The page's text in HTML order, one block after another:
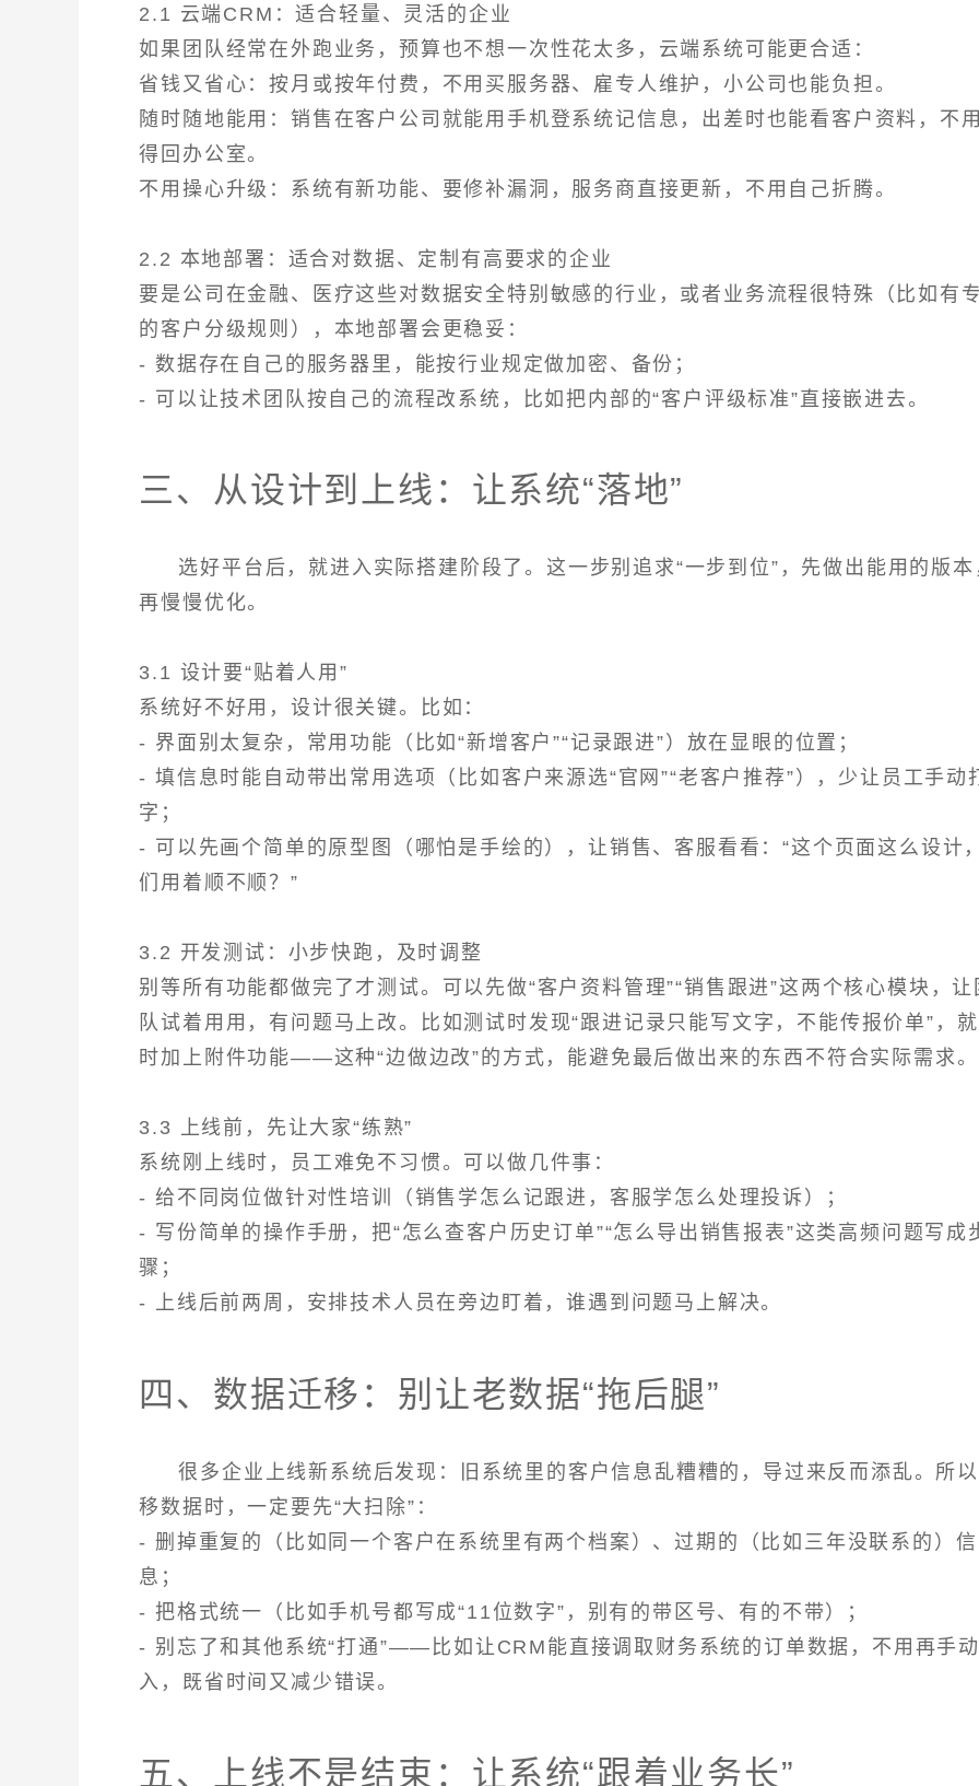
2.1 云端CRM：适合轻量、灵活的企业
如果团队经常在外跑业务，预算也不想一次性花太多，云端系统可能更合适：
省钱又省心：按月或按年付费，不用买服务器、雇专人维护，小公司也能负担。
随时随地能用：销售在客户公司就能用手机登系统记信息，出差时也能看客户资料，不
得回办公室。
不用操心升级：系统有新功能、要修补漏洞，服务商直接更新，不用自己折腾。
2.2 本地部署：适合对数据、定制有高要求的企业
要是公司在金融、医疗这些对数据安全特别敏感的行业，或者业务流程很特殊（比如有
的客户分级规则），本地部署会更稳妥：
- 数据存在自己的服务器里，能按行业规定做加密、备份；
- 可以让技术团队按自己的流程改系统，比如把内部的“客户评级标准”直接嵌进去。
三、从设计到上线：让系统“落地”
选好平台后，就进入实际搭建阶段了。这一步别追求“一步到位”，先做出能用的版本
再慢慢优化。
3.1 设计要“贴着人用”
系统好不好用，设计很关键。比如：
- 界面别太复杂，常用功能（比如“新增客户”“记录跟进”）放在显眼的位置；
- 填信息时能自动带出常用选项（比如客户来源选“官网”“老客户推荐”），少让员工手动
字；
- 可以先画个简单的原型图（哪怕是手绘的），让销售、客服看看：“这个页面这么设计
们用着顺不顺？”
3.2 开发测试：小步快跑，及时调整
别等所有功能都做完了才测试。可以先做“客户资料管理”“销售跟进”这两个核心模块，让
队试着用用，有问题马上改。比如测试时发现“跟进记录只能写文字，不能传报价单”，
时加上附件功能——这种“边做边改”的方式，能避免最后做出来的东西不符合实际需求。
3.3 上线前，先让大家“练熟”
系统刚上线时，员工难免不习惯。可以做几件事：
- 给不同岗位做针对性培训（销售学怎么记跟进，客服学怎么处理投诉）；
- 写份简单的操作手册，把“怎么查客户历史订单”“怎么导出销售报表”这类高频问题写成
骤；
- 上线后前两周，安排技术人员在旁边盯着，谁遇到问题马上解决。
四、数据迁移：别让老数据“拖后腿”
很多企业上线新系统后发现：旧系统里的客户信息乱糟糟的，导过来反而添乱。所
移数据时，一定要先“大扫除”：
- 删掉重复的（比如同一个客户在系统里有两个档案）、过期的（比如三年没联系的）信
息；
- 把格式统一（比如手机号都写成“11位数字”，别有的带区号、有的不带）；
- 别忘了和其他系统“打通”——比如让CRM能直接调取财务系统的订单数据，不用再手
入，既省时间又减少错误。
五、上线不是结束：让系统“跟着业务长”